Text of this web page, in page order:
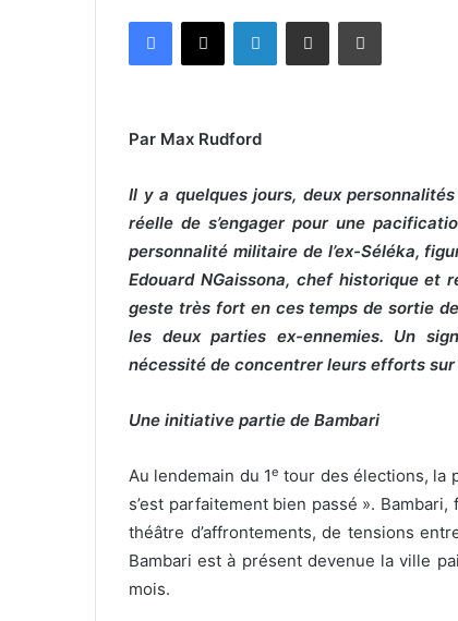
courriel
Facebook
X LinkedinPartager par email Imprimer
Par Max Rudford
Il y a quelques jours, deux
réelle de s’engager pour une
personnalité militaire de l’ex-Séléka,
Edouard NGaissona, chef historique et
geste très fort en ces temps de sortie
les deux parties ex-ennemies. Un
nécessité de concentrer leurs efforts
Une initiative partie de Bambari
Au lendemain du 1e tour des élections, la
s’est parfaitement bien passé ».
théâtre d’affrontements, de tensions
Bambari est à présent devenue la ville
mois.